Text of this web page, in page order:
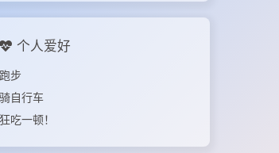
个人爱好
跑步
骑自行车
狂吃一顿！